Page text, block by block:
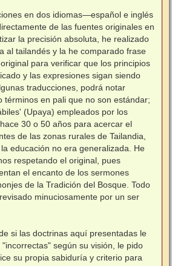
en dos idiomas—español e inglés
de las fuentes originales en
la precisión absoluta, he realizado
al tailandés y la he comparado frase
para verificar que los principios
y las expresiones sigan siendo
traducciones, podrá notar
términos en pali que no son estándar;
(Upaya) empleados por los
30 o 50 años para acercar el
de las zonas rurales de Tailandia,
educación no era generalizada. He
respetando el original, pues
el encanto de los sermones
de la Tradición del Bosque. Todo
minuciosamente por un ser
si las doctrinas aquí presentadas le
según su visión, le pido
su propia sabiduría y criterio para